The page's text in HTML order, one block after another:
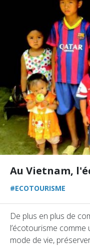
Au Vietnam,
#ECOTOURISME
De plus en plus de
l’écotourisme
mode de vie,